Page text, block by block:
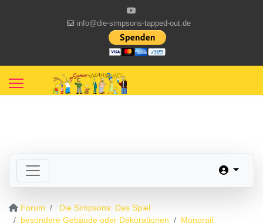
info@die-simpsons-tapped-out.de
Forum
Die Simpsons: Das Spiel
besondere Gebäude oder Dekorationen
Monorail